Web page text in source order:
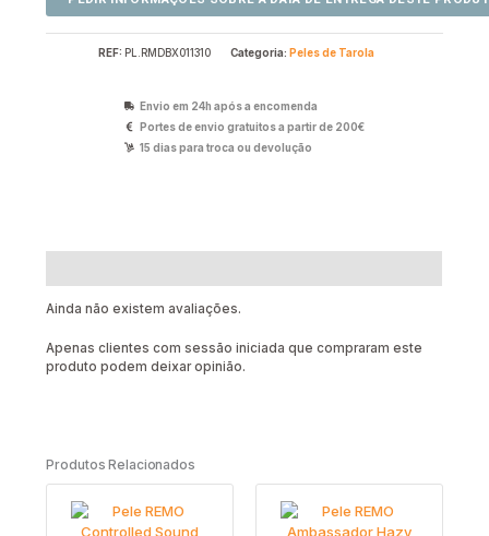
REF: PL.RMDBX011310 Categoria: Peles de Tarola
Envio em 24h após a encomenda
Portes de envio gratuitos a partir de 200€
15 dias para troca ou devolução
Ainda não existem avaliações.
Apenas clientes com sessão iniciada que compraram este
produto podem deixar opinião.
Produtos Relacionados